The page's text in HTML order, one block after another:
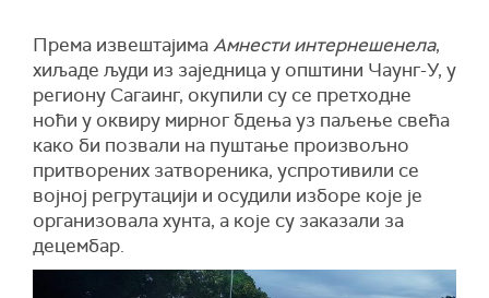
Према извештајимаАмнести интернешенела,
хиљаде људи из заједница у општини Чаунг-У, у
региону Сагаинг, окупили су се претходне
ноћи у оквиру мирног бдења уз паљење свећа
како би позвали на пуштање произвољно
притворених затвореника, успротивили се
војној регрутацији и осудили изборе које је
организовала хунта, а које су заказали за
децембар.